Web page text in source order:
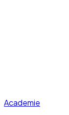
Academie